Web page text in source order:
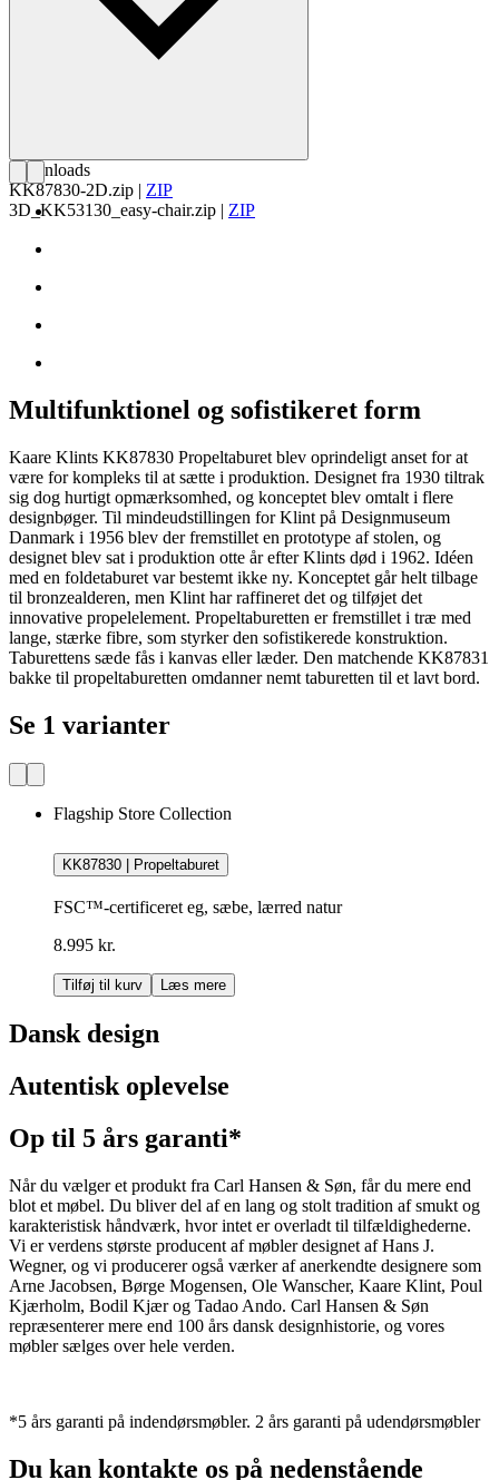
Downloads
KK87830-2D.zip | ZIP
3D_KK53130_easy-chair.zip | ZIP
Multifunktionel og sofistikeret form
Kaare Klints KK87830 Propeltaburet blev oprindeligt anset for at
være for kompleks til at sætte i produktion. Designet fra 1930 tiltrak
sig dog hurtigt opmærksomhed, og konceptet blev omtalt i flere
designbøger. Til mindeudstillingen for Klint på Designmuseum
Danmark i 1956 blev der fremstillet en prototype af stolen, og
designet blev sat i produktion otte år efter Klints død i 1962. Idéen
med en foldetaburet var bestemt ikke ny. Konceptet går helt tilbage
til bronzealderen, men Klint har raffineret det og tilføjet det
innovative propelelement. Propeltaburetten er fremstillet i træ med
lange, stærke fibre, som styrker den sofistikerede konstruktion.
Taburettens sæde fås i kanvas eller læder. Den matchende KK87831
bakke til propeltaburetten omdanner nemt taburetten til et lavt bord.
Se 1 varianter
Flagship Store Collection
KK87830 | Propeltaburet
FSC™-certificeret eg, sæbe, lærred natur
8.995 kr.
Tilføj til kurv Læs mere
Dansk design
Autentisk oplevelse
Op til 5 års garanti*
Når du vælger et produkt fra Carl Hansen & Søn, får du mere end
blot et møbel. Du bliver del af en lang og stolt tradition af smukt og
karakteristisk håndværk, hvor intet er overladt til tilfældighederne.
Vi er verdens største producent af møbler designet af Hans J.
Wegner, og vi producerer også værker af anerkendte designere som
Arne Jacobsen, Børge Mogensen, Ole Wanscher, Kaare Klint, Poul
Kjærholm, Bodil Kjær og Tadao Ando. Carl Hansen & Søn
repræsenterer mere end 100 års dansk designhistorie, og vores
møbler sælges over hele verden.
*5 års garanti på indendørsmøbler. 2 års garanti på udendørsmøbler
Du kan kontakte os på nedenstående